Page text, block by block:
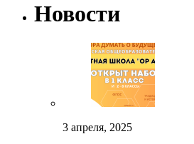
Новости
3 апреля, 2025